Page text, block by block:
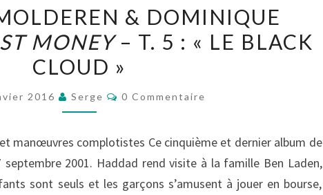
SMOLDEREN
&
DOMINIQUE
GHOST
–
T.
5
& DOMINIQUE
MONEY– T. 5 : « LE BLACK
CLOUD »
2016 Serge Commentaires
0 Commentaire
manœuvres complotistes Ce cinquième et dernier album de
2001. Haddad rend visite à la famille Ben Laden,
sont seuls et les garçons s’amusent à jouer en bourse,